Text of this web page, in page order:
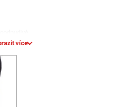
více